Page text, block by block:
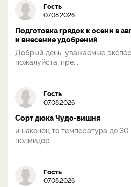
Гость
07.08.2026
Подготовка грядок к осени в
и внесение удобрений
Добрый день, уважаемые
пожалуйста, пре...
Гость
07.08.2026
Сорт дюка Чудо-вишня
и наконец то температура до 30
полмидор...
Гость
07.08.2026